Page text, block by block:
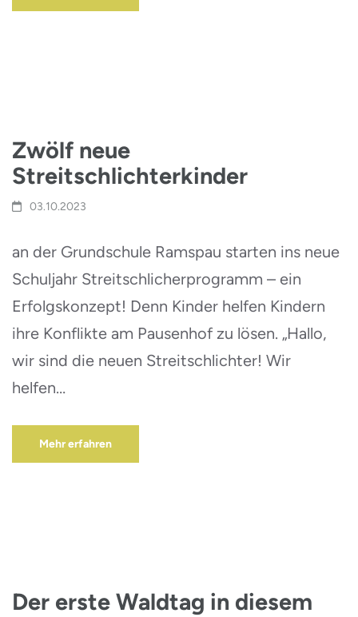
Zwölf neue
Streitschlichterkinder
03.10.2023
an der Grundschule Ramspau starten ins neue
Schuljahr Streitschlicherprogramm – ein
Erfolgskonzept! Denn Kinder helfen Kindern
ihre Konflikte am Pausenhof zu lösen. „Hallo,
wir sind die neuen Streitschlichter! Wir
helfen…
Mehr erfahren
Der erste Waldtag in diesem